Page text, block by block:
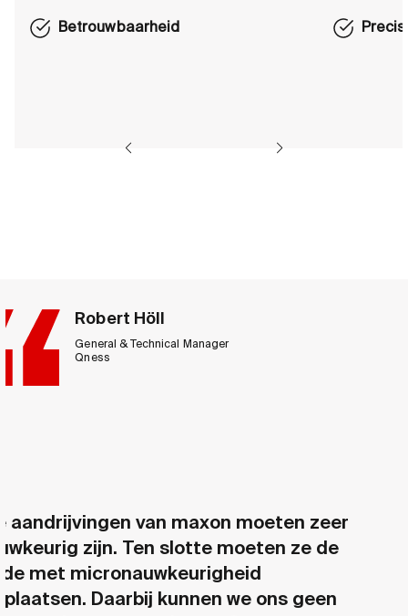
Betrouwbaarheid
Robert Höll
General & Technical Manager
Qness
aandrijvingen van maxon moeten zeer
zijn. Ten slotte moeten ze de
met micronauwkeurigheid
Daarbij kunnen we ons geen